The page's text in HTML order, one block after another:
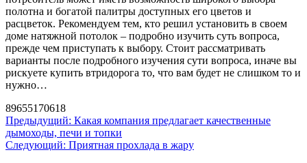
полотна и богатой палитры доступных его цветов и
расцветок. Рекомендуем тем, кто решил установить в своем
доме натяжной потолок – подробно изучить суть вопроса,
прежде чем приступать к выбору. Стоит рассматривать
варианты после подробного изучения сути вопроса, иначе вы
рискуете купить втридорога то, что вам будет не слишком то и
нужно…
89655170618
Предыдущий: Какая компания предлагает качественные
дымоходы, печи и топки
Следующий: Приятная прохлада в жару